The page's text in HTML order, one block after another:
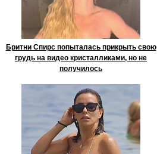
Бритни Спирс попыталась прикрыть свою
грудь на видео кристалликами, но не
получилось